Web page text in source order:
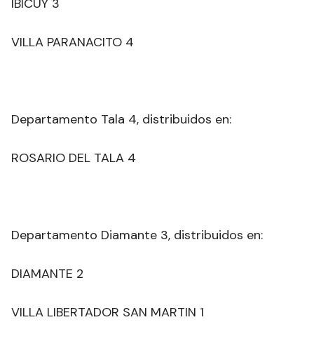
IBICUY 3
VILLA PARANACITO 4
Departamento Tala 4, distribuidos en:
ROSARIO DEL TALA 4
Departamento Diamante 3, distribuidos en:
DIAMANTE 2
VILLA LIBERTADOR SAN MARTIN 1